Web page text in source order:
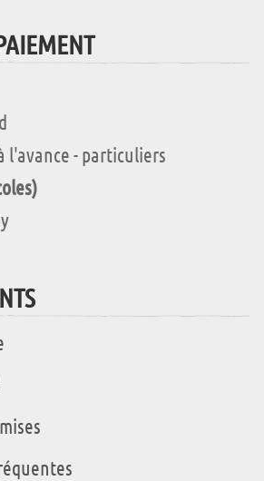
l'avance - particuliers